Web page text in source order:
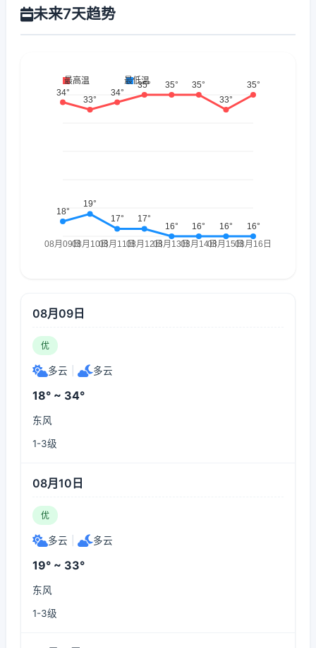
未来7天趋势
08月09日
优
多云 多云
18° ~ 34°
东风
1-3级
08月10日
优
多云 多云
19° ~ 33°
东风
1-3级